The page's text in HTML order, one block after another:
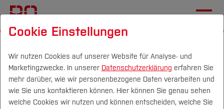
Campus Personen DE|EN Quicklinks
Konsortien
Ghana NRW University Alliance
Menü aufklappen
Cookie Einstellungen
Wir nutzen Cookies auf unserer Website für Analyse- und
Marketingzwecke. In unserer Datenschutzerklärung erfahren Sie
mehr darüber, wie wir personenbezogene Daten verarbeiten und
wie Sie uns kontaktieren können. Hier können Sie genau sehen
welche Cookies wir nutzen und können entscheiden, welche Sie